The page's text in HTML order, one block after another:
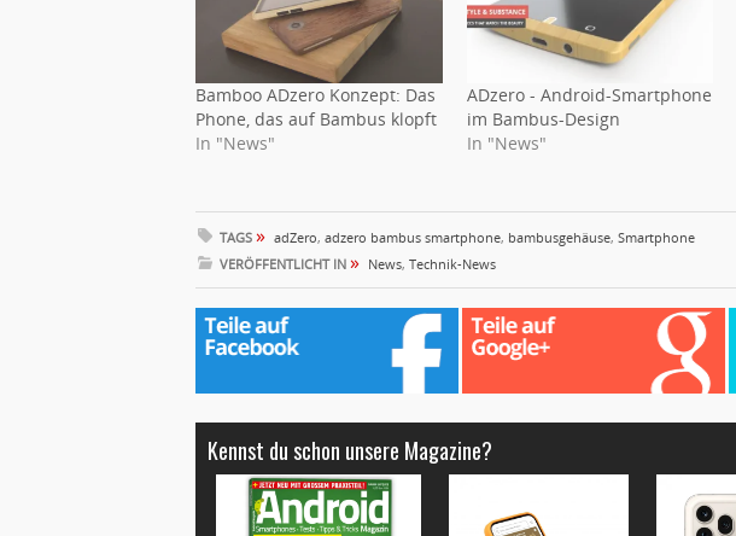
Bamboo ADzero Konzept: Das
Phone, das auf Bambus klopft
In "News"
ADzero - Android-Smartphone
im Bambus-Design
In "News"
TAGS » adZero, adzero bambus smartphone, bambusgehäuse, Smartphone
VERÖFFENTLICHT IN » News, Technik-News
Kennst du schon unsere Magazine?